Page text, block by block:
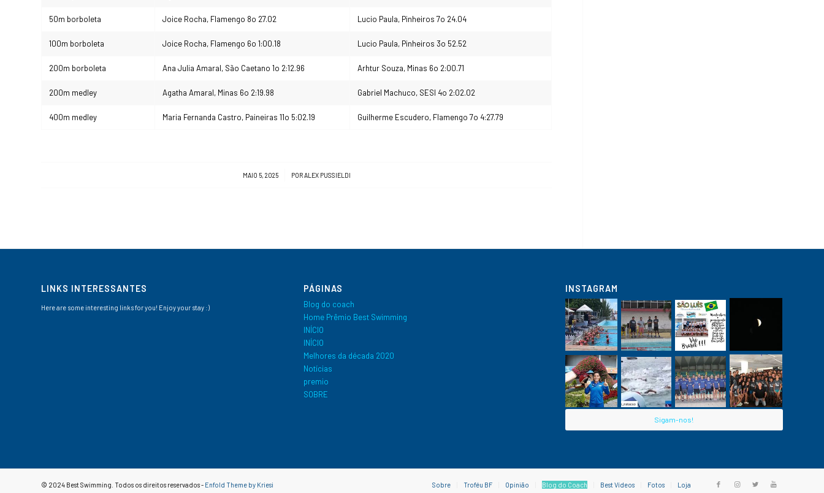
50m borboleta Joice Rocha, Flamengo 8o 27.02 Lucio Paula, Pinheiros 7o 24.04
100m borboleta Joice Rocha, Flamengo 6o 1:00.18 Lucio Paula, Pinheiros 3o 52.52
200m borboleta Ana Julia Amaral, São Caetano 1o 2:12.96 Arhtur Souza, Minas 6o 2:00.71
200m medley Agatha Amaral, Minas 6o 2:19.98 Gabriel Machuco, SESI 4o 2:02.02
400m medley Maria Fernanda Castro, Paineiras 11o 5:02.19 Guilherme Escudero, Flamengo 7o 4:27.79
MAIO 5, 2025
/ PORALEX PUSSIELDI
LINKS INTERESSANTES
Here are some interesting links for you! Enjoy your stay :)
PÁGINAS
Blog do coach
Home Prêmio Best Swimming
INÍCIO
INÍCIO
Melhores da década 2020
Notícias
premio
SOBRE
INSTAGRAM
Sigam-nos!
© 2024 Best Swimming. Todos os direitos reservados - Enfold Theme by Kriesi Sobre Troféu BF Opinião Blog do Coach Best Vídeos Fotos Loja